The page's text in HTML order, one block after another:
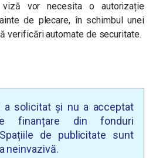
vor necesita o autorizație
de plecare, în schimbul unei
verificări automate de securitate.
a solicitat și nu a acceptat
finanțare din fonduri
de publicitate sunt
neinvazivă.